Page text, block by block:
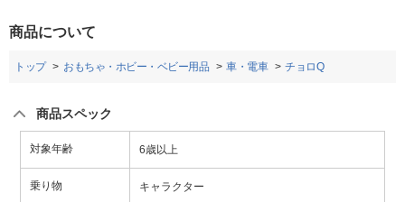
商品について
トップ おもちゃ・ホビー・ベビー用品 車・電車 チョロQ
商品スペック
対象年齢 6歳以上
乗り物 キャラクター